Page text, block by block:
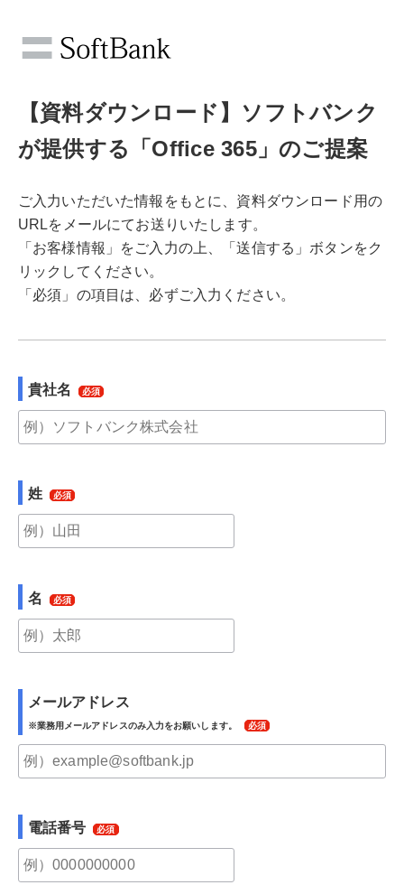
【資料ダウンロード】ソフトバンク
が提供する「Office 365」のご提案
ご入力いただいた情報をもとに、資料ダウンロード用の
URLをメールにてお送りいたします。
「お客様情報」をご入力の上、「送信する」ボタンをク
リックしてください。
「必須」の項目は、必ずご入力ください。
貴社名
姓
名
メールアドレス
※業務用メールアドレスのみ入力をお願いします。
電話番号